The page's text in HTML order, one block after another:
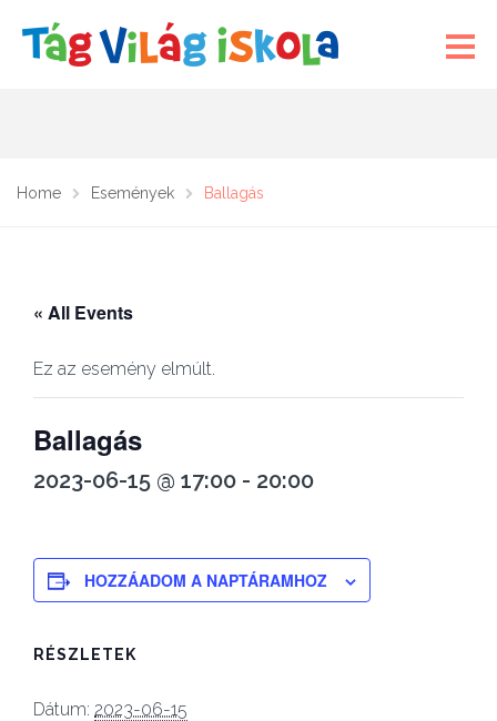
Home Események Ballagás
« All Events
Ez az esemény elmúlt.
Ballagás
2023-06-15 @ 17:00 - 20:00
HOZZÁADOM A NAPTÁRAMHOZ
RÉSZLETEK
Dátum: 2023-06-15